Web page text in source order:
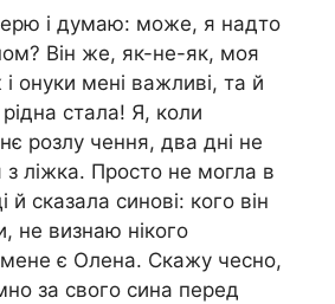
і думаю: може, я надто
Він же, як-не-як, моя
онуки мені важливі, та й
стала! Я, коли
розлу чення, два дні не
з ліжка. Просто не могла в
й сказала синові: кого він
не визнаю нікого
є Олена. Скажу чесно,
за свого сина перед